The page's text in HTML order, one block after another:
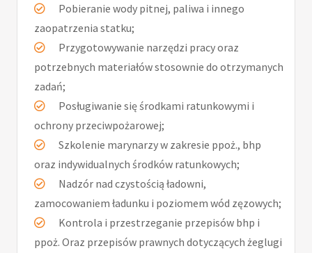
Pobieranie wody pitnej, paliwa i innego
zaopatrzenia statku;
Przygotowywanie narzędzi pracy oraz
potrzebnych materiałów stosownie do otrzymanych
zadań;
Posługiwanie się środkami ratunkowymi i
ochrony przeciwpożarowej;
Szkolenie marynarzy w zakresie ppoż., bhp
oraz indywidualnych środków ratunkowych;
Nadzór nad czystością ładowni,
zamocowaniem ładunku i poziomem wód zęzowych;
Kontrola i przestrzeganie przepisów bhp i
ppoż. Oraz przepisów prawnych dotyczących żeglugi